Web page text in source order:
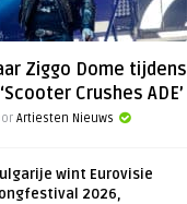
Ziggo Dome tijdens
Crushes ADE’
Artiesten Nieuws
wint Eurovisie
2026,